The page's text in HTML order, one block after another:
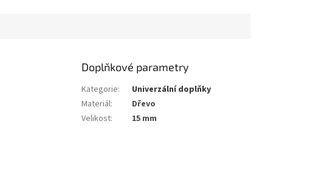
Doplňkové parametry
Kategorie:
Univerzální doplňky
Materiál:
Dřevo
Velikost: 15 mm